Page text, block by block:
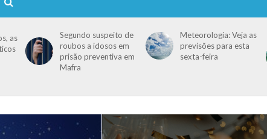
as
Segundo suspeito de
roubos a idosos em
prisão preventiva em
Mafra
Meteorologia: Veja as
previsões para esta
sexta-feira